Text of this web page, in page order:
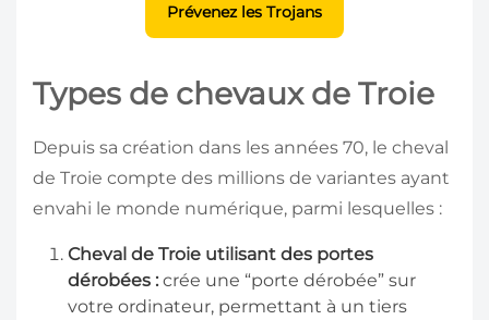
Prévenez les Trojans
Types de chevaux de Troie
Depuis sa création dans les années 70, le cheval
de Troie compte des millions de variantes ayant
envahi le monde numérique, parmi lesquelles :
Cheval de Troie utilisant des portes
dérobées : crée une “porte dérobée” sur
votre ordinateur, permettant à un tiers